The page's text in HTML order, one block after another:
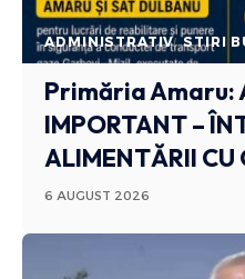
ADMINISTRATIV STIRI
Primăria Amaru:
IMPORTANT –
ALIMENTĂRII CU
6 AUGUST 2026